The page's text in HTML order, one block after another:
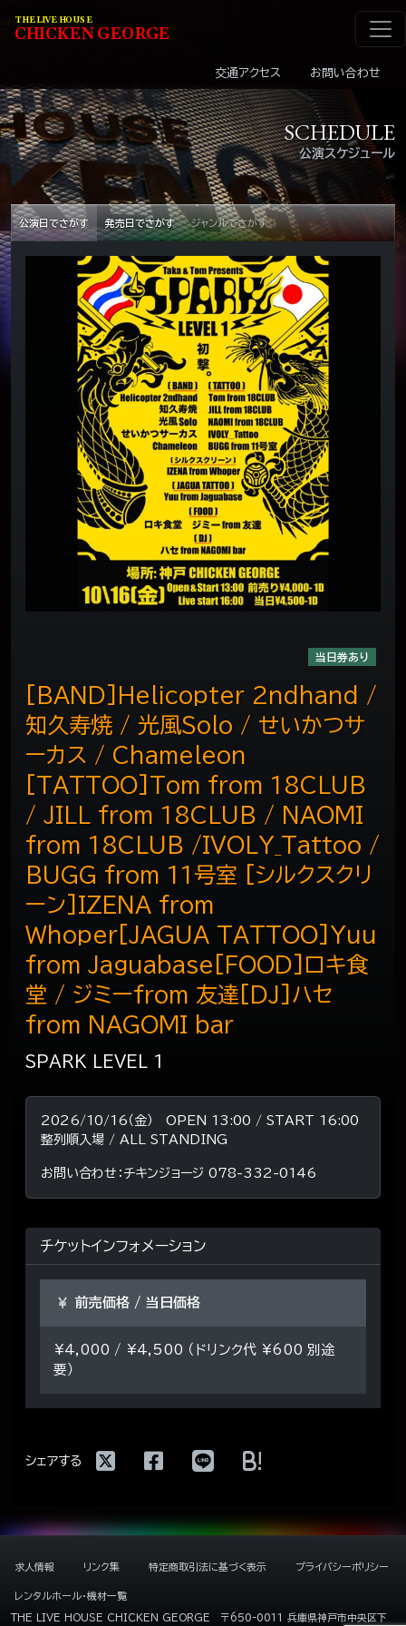
メインナビゲーショ
THE LIVE HOUSE
CHICKENGEORGE
交通アクセス お問い合わせ
公演スケジュール
SCHEDULE
公演日でさがす 発売日でさがす ジャンルでさがす
当日券あり
SPARK LEVEL 1
[BAND]Helicopter 2ndhand /
知久寿焼 / 光風Solo / せいかつサ
ーカス / Chameleon
[TATTOO]Tom from 18CLUB
/ JILL from 18CLUB / NAOMI
from 18CLUB /IVOLY_Tattoo /
BUGG from 11号室 [シルクスクリ
ーン]IZENA from
Whoper[JAGUA TATTOO]Yuu
from Jaguabase[FOOD]ロキ食
堂 / ジミーfrom 友達[DJ]ハセ
from NAGOMI bar
2026/10/16（金） OPEN 13:00 / START 16:00
整列順入場 / ALL STANDING
お問い合わせ：チキンジョージ 078-332-0146
チケットインフォメーション
前売価格 / 当日価格
¥4,000 / ¥4,500 （ドリンク代 ¥600 別途
要）
シェアする !
求人情報 リンク集 特定商取引法に基づく表示 プライバシーポリシー
レンタルホール・機材一覧
THE LIVE HOUSE CHICKEN GEORGE 〒650-0011 兵庫県神戸市中央区下